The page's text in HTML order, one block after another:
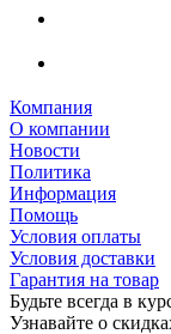
Компания
О компании
Новости
Политика
Информация
Помощь
Условия оплаты
Условия доставки
Гарантия на товар
Будьте всегда в
Узнавайте о